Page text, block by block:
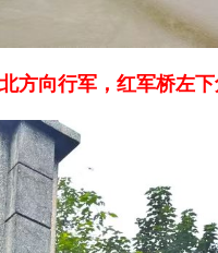
方向行军，红军桥左